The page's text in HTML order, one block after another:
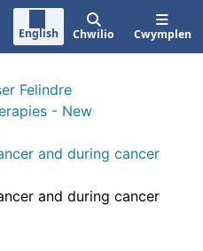
English Chwilio Cwymplen
Felindre
- New
and during cancer
and during cancer